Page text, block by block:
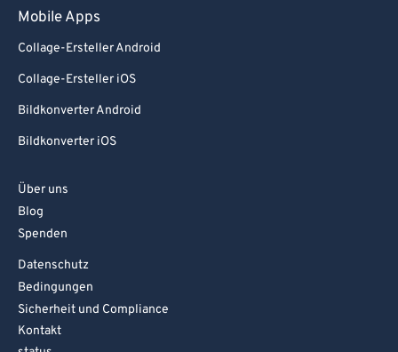
Mobile Apps
Collage-Ersteller Android
Collage-Ersteller iOS
Bildkonverter Android
Bildkonverter iOS
Über uns
Blog
Spenden
Datenschutz
Bedingungen
Sicherheit und Compliance
Kontakt